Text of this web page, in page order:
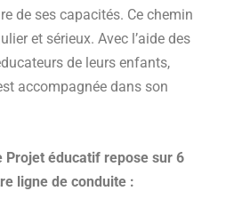
de ses capacités. Ce chemin
et sérieux. Avec l’aide des
de leurs enfants,
accompagnée dans son
Projet éducatif repose sur 6
ligne de conduite :